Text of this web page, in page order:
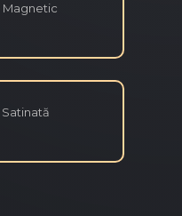
Magnetic